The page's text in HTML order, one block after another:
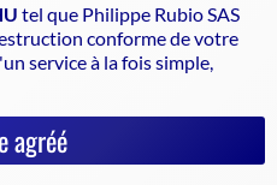
tel que Philippe Rubio SAS
conforme de votre
service à la fois simple,
agréé